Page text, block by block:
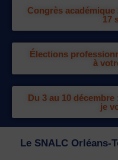
Congrès
17
Élections
à
Du 3 au 10
je
Le SNALC Orléans-